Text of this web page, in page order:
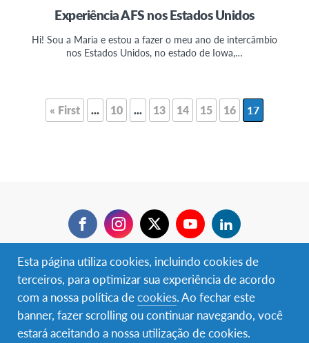
Experiência AFS nos Estados Unidos
Hi! Sou a Maria e estou a fazer o meu ano de intercâmbio
nos Estados Unidos, no estado de Iowa,…
Pagination
« First ... 10 ... 13 14 15 16 17
FacebookInstagramTwitterYouTubeLinkedIn
Contactos
Morada:Intercultura – AFS Portugal – Rua Pinheiro Chagas,
17 – 6ºAndar – 1050-174 Lisboa
Esta página utiliza cookies, incluindo cookies de
terceiros, para optimizar sua experiência de acordo
com a nossa política decookies. Ao fechar este
banner, fazer scrolling ou continuar navegando, você
estará aceitando a nossa utilização de cookies.